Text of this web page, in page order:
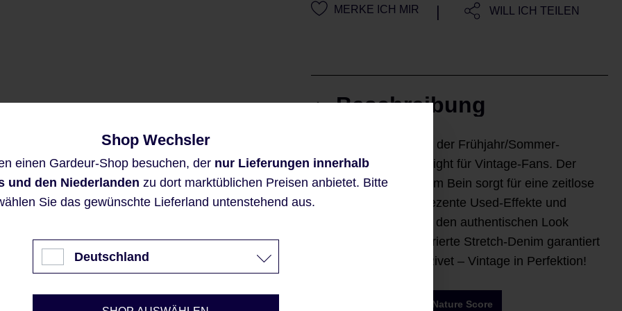
MERKE ICH MIR | WILL ICH TEILEN
Beschreibung
Die Bennet Jeans aus der Frühjahr/Sommer-
Kollektion ist ein Highlight für Vintage-Fans. Der
Modern Fit mit geradem Bein sorgt für eine zeitlose
Passform, während dezente Used-Effekte und
handgefertigte Details den authentischen Look
abrunden. Der strukturierte Stretch-Denim garantiert
Tragekomfort. Black Rivet – Vintage in Perfektion!
4Nature Score
Shop Wechsler
einen Gardeur-Shop besuchen, der nur Lieferungen innerhalb
und den Niederlanden zu dort marktüblichen Preisen anbietet. Bitte
Sie das gewünschte Lieferland untenstehend aus.
Deutschland
Diese Website verwendet Cookies,
um eine bestmögliche Erfahrung
bieten zu können.
Konfigurieren